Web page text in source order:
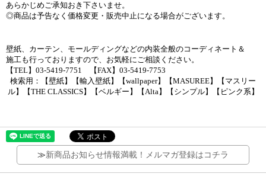
あらかじめご承知おき下さいませ。
◎商品は予告なく価格変更・販売中止になる場合がございます。
壁紙、カーテン、モールディングなどの内装全般のコーディネート＆
施工も行っておりますので、お気軽にご相談ください。
【TEL】03-5419-7751 【FAX】03-5419-7753
検索用：【壁紙】【輸入壁紙】【wallpaper】【MASUREE】【マスリー
ル】【THE CLASSICS】【ベルギー】【Alta】【シンプル】【ピンク系】
≫新商品お知らせ情報満載！メルマガ登録はコチラ